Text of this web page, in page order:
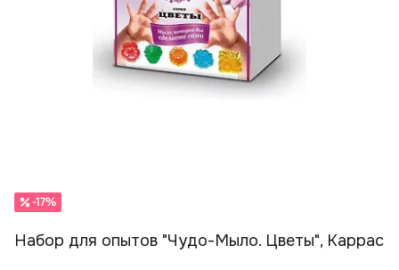
-17%
Набор для опытов "Чудо-Мыло. Цветы", Каррас